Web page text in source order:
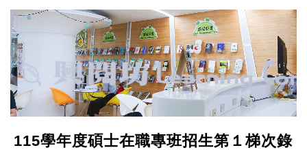
115學年度碩士在職專班招生第１梯次錄